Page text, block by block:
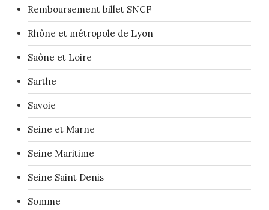
Remboursement billet SNCF
Rhône et métropole de Lyon
Saône et Loire
Sarthe
Savoie
Seine et Marne
Seine Maritime
Seine Saint Denis
Somme